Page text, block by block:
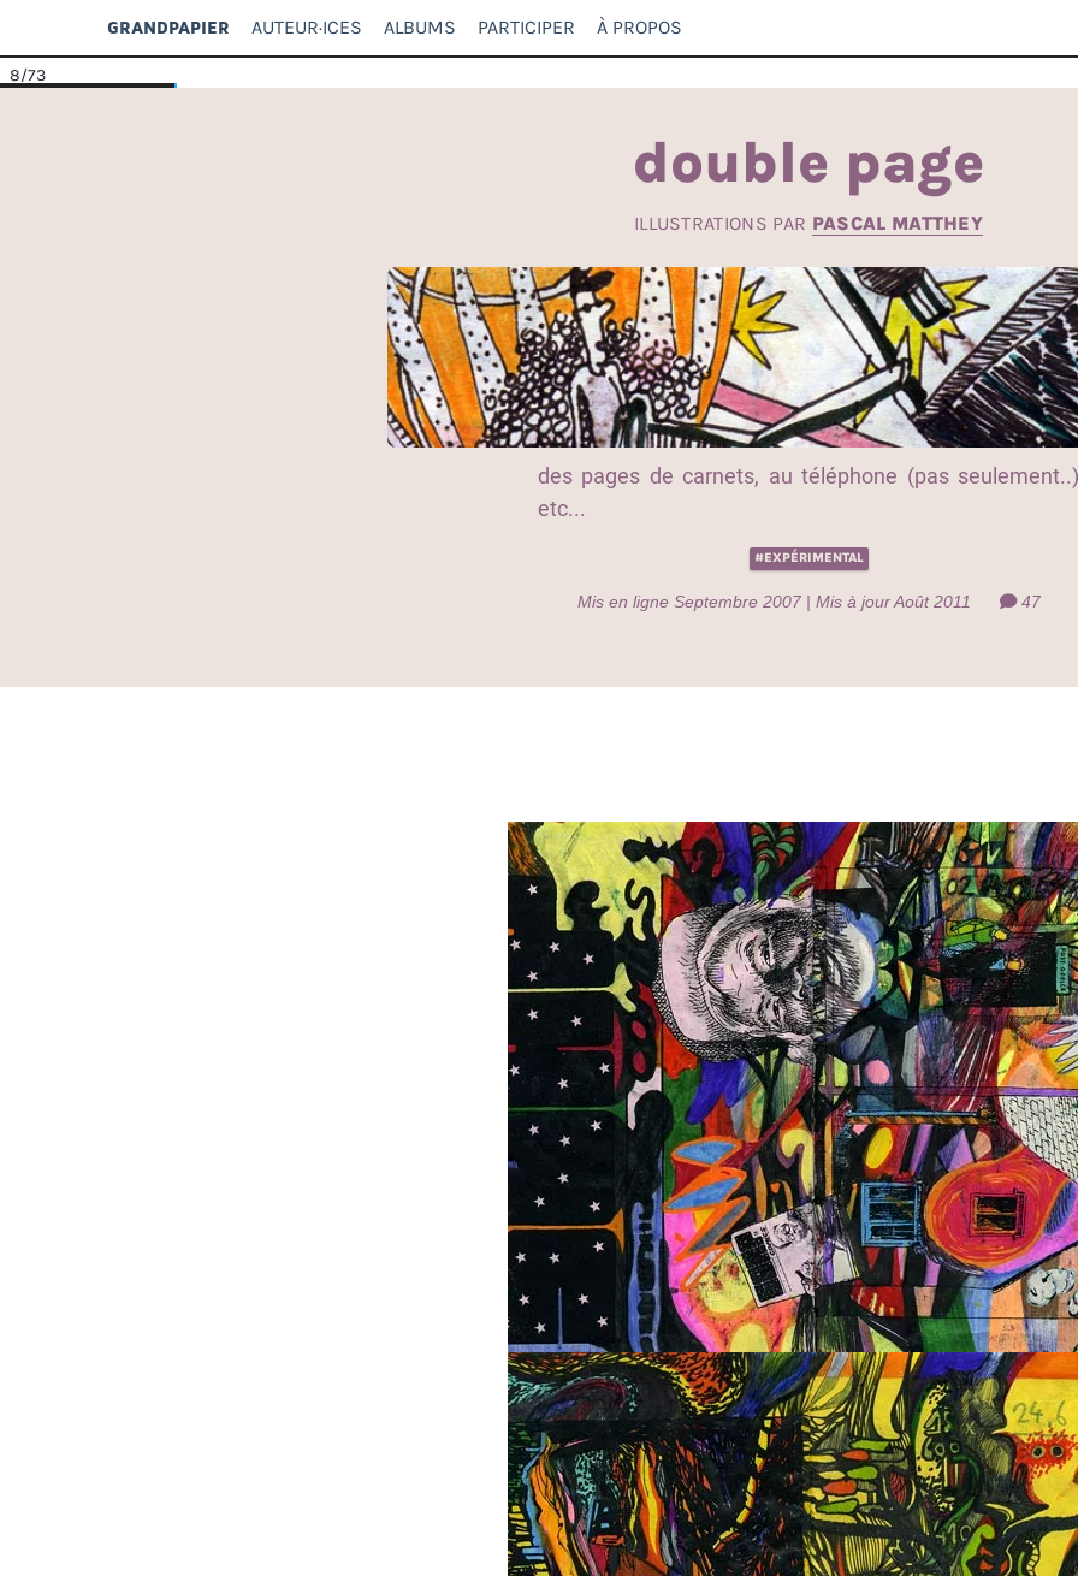
GRANDPAPIER AUTEUR·ICES ALBUMS PARTICIPER À PROPOS
8/73
double page
ILLUSTRATIONS PAR PASCAL MATTHEY
des pages de carnets, au téléphone (pas seulement..)
etc...
#EXPÉRIMENTAL
Mis en ligne Septembre 2007 | Mis à jour Août 2011 47